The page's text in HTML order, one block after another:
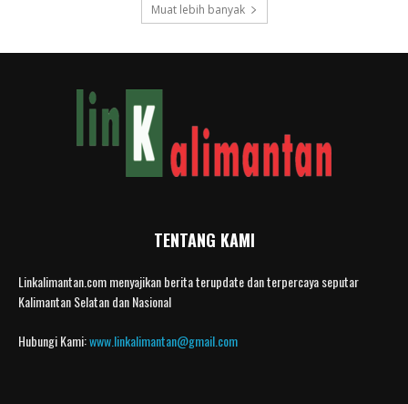
Muat lebih banyak
TENTANG KAMI
Linkalimantan.com menyajikan berita terupdate dan terpercaya seputar
Kalimantan Selatan dan Nasional
Hubungi Kami:www.linkalimantan@gmail.com